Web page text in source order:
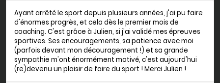
Luc, 43 ans -Focus forme
Ayant arrêté le sport depuis plusieurs années, j'ai pu faire
d'énormes progrès, et cela dès le premier mois de
coaching. C'est grâce à Julien, si j'ai validé mes épreuves
sportives. Ses encouragements, sa patience avec moi
(parfois devant mon découragement !) et sa grande
sympathie m'ont énormément motivé, c'est aujourd'hui
(re)devenu un plaisir de faire du sport ! Merci Julien !